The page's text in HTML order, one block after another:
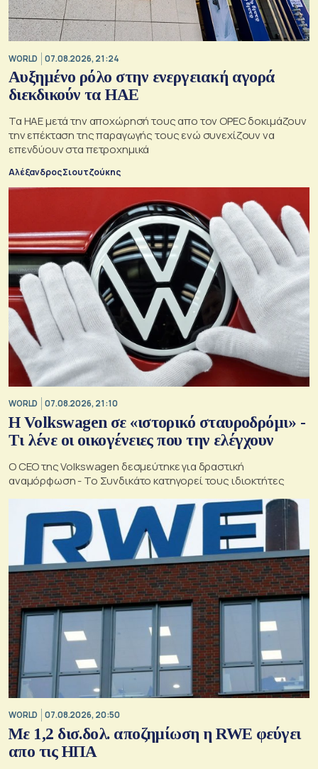
WORLD 07.08.2026, 21:24
Αυξημένο ρόλο στην ενεργειακή αγορά
διεκδικούν τα ΗΑΕ
Τα ΗΑΕ μετά την αποχώρησή τους απο τον OPEC δοκιμάζουν
την επέκταση της παραγωγής τους ενώ συνεχίζουν να
επενδύουν στα πετροχημικά
Αλέξανδρος Σιουτζούκης
WORLD 07.08.2026, 21:10
Η Volkswagen σε «ιστορικό σταυροδρόμι» -
Τι λένε οι οικογένειες που την ελέγχουν
Ο CEO της Volkswagen δεσμεύτηκε για δραστική
αναμόρφωση - Το Συνδικάτο κατηγορεί τους ιδιοκτήτες
WORLD 07.08.2026, 20:50
Με 1,2 δισ.δολ. αποζημίωση η RWE φεύγει
απο τις ΗΠΑ